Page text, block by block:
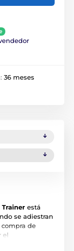
36 meses
está
se adiestran
de
el